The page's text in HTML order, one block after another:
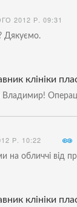
2012 Р. 09:31
Дякуємо.
клініки
Р. 10:22
обличчі від
клініки